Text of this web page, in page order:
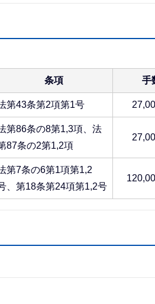
条項 手
第43条第2項第1号
第86条の8第1,3項、法
87条の2第1,2項
第7条の6第1項第1,2
、第18条第24項第1,2号